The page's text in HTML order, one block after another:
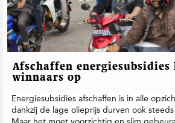
Afschaffen
winnaars op
Energiesubsidies afschaffen is in alle
dankzij de lage olieprijs durven ook